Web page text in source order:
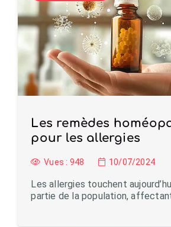
Les remèdes
pour les allergies
Vues : 948 10/07/2024
Les allergies touchent
partie de la population,